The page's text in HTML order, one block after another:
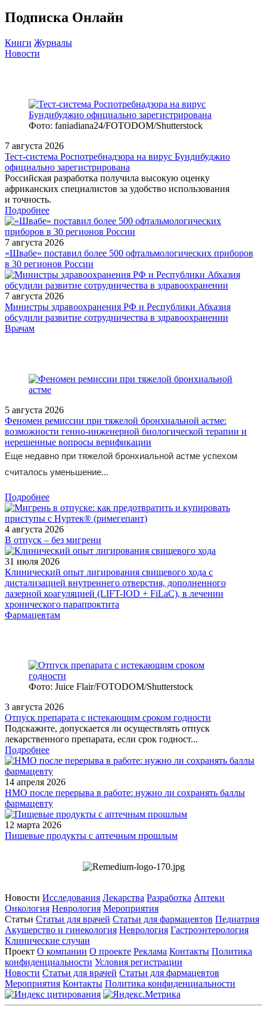
Подписка Онлайн
Книги Журналы
Новости
Фото: faniadiana24/FOTODOM/Shutterstock
7 августа 2026
Тест‑система Роспотребнадзора на вирус Бундибуджио
официально зарегистрирована
Российская разработка получила высокую оценку
африканских специалистов за удобство использования
и точность.
Подробнее
7 августа 2026
«Швабе» поставил более 500 офтальмологических приборов
в 30 регионов России
7 августа 2026
Министры здравоохранения РФ и Республики Абхазия
обсудили развитие сотрудничества в здравоохранении
/doctor/dermatology/naruzhnaya-terapiya-atopicheskogo-dermatita-
Врачам
5 августа 2026
Феномен ремиссии при тяжелой бронхиальной астме:
возможности генно-инженерной биологической терапии и
нерешенные вопросы верификации
Еще недавно при тяжелой бронхиальной астме успехом
считалось уменьшение...
Подробнее
4 августа 2026
В отпуск – без мигрени
31 июля 2026
Клинический опыт лигирования свищевого хода с
дистализацией внутреннего отверстия, дополненного
лазерной коагуляцией (LIFT-IOD + FiLaC), в лечении
хронического парапроктита
Фармацевтам
Фото: Juice Flair/FOTODOM/Shutterstoсk
3 августа 2026
Отпуск препарата с истекающим сроком годности
Подскажите, допускается ли осуществлять отпуск
лекарственного препарата, если срок годност...
Подробнее
14 апреля 2026
НМО после перерыва в работе: нужно ли сохранять баллы
фармацевту
12 марта 2026
Пищевые продукты с аптечным прошлым
Новости Исследования Лекарства Разработка Аптеки
Онкология Неврология Мероприятия
Статьи Статьи для врачей Статьи для фармацевтов Педиатрия
Акушерство и гинекология Неврология Гастроэнтерология
Клинические случаи
Проект О компании О проекте Реклама Контакты Политика
конфиденциальности Условия регистрации
Новости Статьи для врачей Статьи для фармацевтов
Мероприятия Контакты Политика конфиденциальности